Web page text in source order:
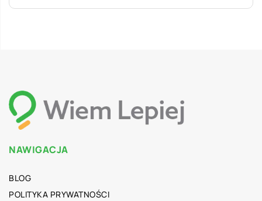
NAWIGACJA
BLOG
POLITYKA PRYWATNOŚCI